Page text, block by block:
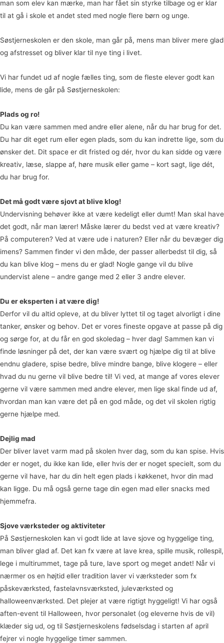
man som elev kan mærke, man har fået sin styrke tilbage og er klar
til at gå i skole et andet sted med nogle flere børn og unge.
Søstjerneskolen er den skole, man går på, mens man bliver mere glad
og afstresset og bliver klar til nye ting i livet.
Vi har fundet ud af nogle fælles ting, som de fleste elever godt kan
lide, mens de går på Søstjerneskolen:
Plads og ro!
Du kan være sammen med andre eller alene, når du har brug for det.
Du har dit eget rum eller egen plads, som du kan indrette lige, som du
ønsker det. Dit space er dit fristed og dér, hvor du kan sidde og være
kreativ, læse, slappe af, høre musik eller game – kort sagt, lige dét,
du har brug for.
Det må godt være sjovt at blive klog!
Undervisning behøver ikke at være kedeligt eller dumt! Man skal have
det godt, når man lærer! Måske lærer du bedst ved at være kreativ?
På computeren? Ved at være ude i naturen? Eller når du bevæger dig
imens? Sammen finder vi den måde, der passer allerbedst til dig, så
du kan blive klog – mens du er glad! Nogle gange vil du blive
undervist alene – andre gange med 2 eller 3 andre elever.
Du er eksperten i at være dig!
Derfor vil du altid opleve, at du bliver lyttet til og taget alvorligt i dine
tanker, ønsker og behov. Det er vores fineste opgave at passe på dig
og sørge for, at du får en god skoledag – hver dag! Sammen kan vi
finde løsninger på det, der kan være svært og hjælpe dig til at blive
endnu gladere, spise bedre, blive mindre bange, blive klogere – eller
hvad du nu gerne vil blive bedre til! Vi ved, at mange af vores elever
gerne vil være sammen med andre elever, men lige skal finde ud af,
hvordan man kan være det på en god måde, og det vil skolen rigtig
gerne hjælpe med.
Dejlig mad
Der bliver lavet varm mad på skolen hver dag, som du kan spise. Hvis
der er noget, du ikke kan lide, eller hvis der er noget specielt, som du
gerne vil have, har du din helt egen plads i køkkenet, hvor din mad
kan ligge. Du må også gerne tage din egen mad eller snacks med
hjemmefra.
Sjove værksteder og aktiviteter
På Søstjerneskolen kan vi godt lide at lave sjove og hyggelige ting,
man bliver glad af. Det kan fx være at lave krea, spille musik, rollespil,
lege i multirummet, tage på ture, lave sport og meget andet! Når vi
nærmer os en højtid eller tradition laver vi værksteder som fx
påskeværksted, fastelavnsværksted, juleværksted og
halloweenværksted. Det plejer at være rigtigt hyggeligt! Vi har også
aften-event til Halloween, hvor personalet (og eleverne hvis de vil)
klæder sig ud, og til Søstjerneskolens fødselsdag i starten af april
fejrer vi nogle hyggelige timer sammen.